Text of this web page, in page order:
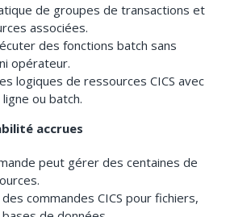
de groupes de transactions et
associées.
des fonctions batch sans
opérateur.
logiques de ressources CICS avec
ou batch.
accrues
peut gérer des centaines de
commandes CICS pour fichiers,